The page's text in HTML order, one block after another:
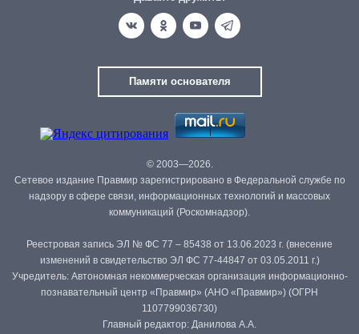
Памяти основателя
© 2003—2026.
Сетевое издание Правмир зарегистрировано в Федеральной службе по
надзору в сфере связи, информационных технологий и массовых
коммуникаций (Роскомнадзор).
Реестровая запись ЭЛ № ФС 77 – 85438 от 13.06.2023 г. (внесение
изменений в свидетельство ЭЛ ФС 77-44847 от 03.05.2011 г.)
Учредитель: Автономная некоммерческая организация информационно-
познавательный центр «Правмир» (АНО «Правмир») (ОГРН
1107799036730)
Главный редактор: Данилова А.А.